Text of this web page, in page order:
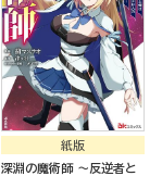
紙版
深淵の魔術師 ～反逆者と